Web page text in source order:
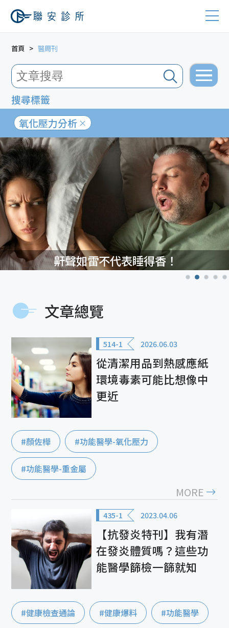
首頁 醫周刊
搜尋標籤
氧化壓力分析
鼾聲如雷不代表睡得香！
文章總覽
514-1 2026.06.03
從清潔用品到熱感應紙
環境毒素可能比想像中
更近
#顏佐樺 #功能醫學-氧化壓力
#功能醫學-重金屬
MORE
435-1 2023.04.06
【抗發炎特刊】我有潛
在發炎體質嗎？這些功
能醫學篩檢一篩就知
#健康檢查通論 #健康爆料 #功能醫學